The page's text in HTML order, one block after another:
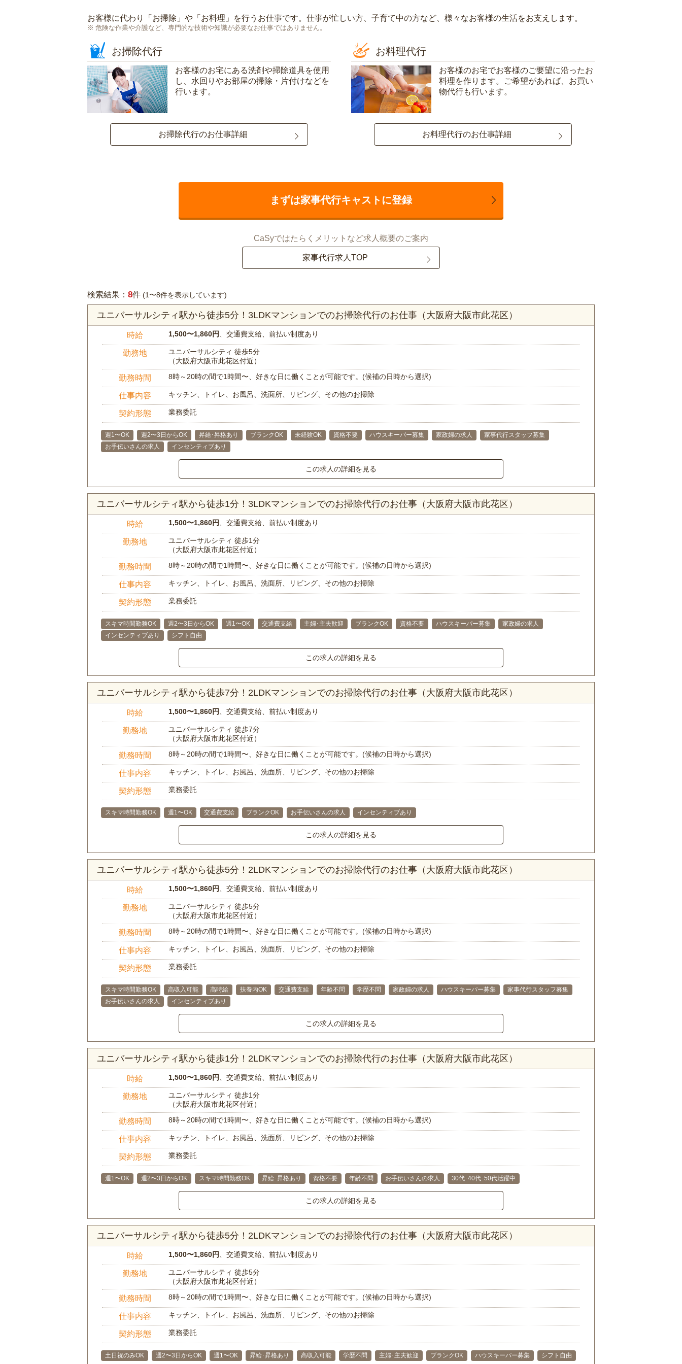
お客様に代わり「 お掃除 」や「 お料理 」を行うお仕事です。仕事が忙しい方、子育て中の方など、様々なお客様の生活をお支えします。
危険な作業や介護など、専門的な技術や知識が必要なお仕事ではありません。
お掃除代行
お客様のお宅にある洗剤や掃除道具を使用
し、水回りやお部屋の掃除・片付けなどを
行います。
お掃除代行のお仕事詳細
お料理代行
お客様のお宅でお客様のご要望に沿ったお
料理を作ります。ご希望があれば、お買い
物代行も行います。
お料理代行のお仕事詳細
まずは家事代行キャストに登録
CaSyではたらくメリットなど求人概要のご案内
家事代行求人TOP
検索結果： 8件 (1〜8件を表示しています)
ユニバーサルシティ駅から徒歩5分！3LDKマンションでのお掃除代行のお仕事（大阪府大阪市此花区）
時給 1,500〜1,860円 、交通費支給、前払い制度あり
勤務地
ユニバーサルシティ 徒歩5分
（大阪府大阪市此花区付近）
勤務時間 8時～20時の間で1時間〜、好きな日に働くことが可能です。(候補の日時から選択)
仕事内容 キッチン、トイレ、お風呂、洗面所、リビング、その他のお掃除
契約形態 業務委託
週1〜OK 週2〜3日からOK 昇給･昇格あり ブランクOK 未経験OK 資格不要 ハウスキーパー募集 家政婦の求人
家事代行スタッフ募集
お手伝いさんの求人
インセンティブあり
この求人の詳細を見る
ユニバーサルシティ駅から徒歩1分！3LDKマンションでのお掃除代行のお仕事（大阪府大阪市此花区）
時給 1,500〜1,860円 、交通費支給、前払い制度あり
勤務地
ユニバーサルシティ 徒歩1分
（大阪府大阪市此花区付近）
勤務時間 8時～20時の間で1時間〜、好きな日に働くことが可能です。(候補の日時から選択)
仕事内容 キッチン、トイレ、お風呂、洗面所、リビング、その他のお掃除
契約形態 業務委託
スキマ時間勤務OK 週2〜3日からOK 週1〜OK 交通費支給 主婦･主夫歓迎 ブランクOK 資格不要 ハウスキーパー募集
家政婦の求人
インセンティブあり
シフト自由
この求人の詳細を見る
ユニバーサルシティ駅から徒歩7分！2LDKマンションでのお掃除代行のお仕事（大阪府大阪市此花区）
時給 1,500〜1,860円 、交通費支給、前払い制度あり
勤務地
ユニバーサルシティ 徒歩7分
（大阪府大阪市此花区付近）
勤務時間 8時～20時の間で1時間〜、好きな日に働くことが可能です。(候補の日時から選択)
仕事内容 キッチン、トイレ、お風呂、洗面所、リビング、その他のお掃除
契約形態 業務委託
スキマ時間勤務OK 週1〜OK 交通費支給 ブランクOK お手伝いさんの求人 インセンティブあり
この求人の詳細を見る
ユニバーサルシティ駅から徒歩5分！2LDKマンションでのお掃除代行のお仕事（大阪府大阪市此花区）
時給 1,500〜1,860円 、交通費支給、前払い制度あり
勤務地
ユニバーサルシティ 徒歩5分
（大阪府大阪市此花区付近）
勤務時間 8時～20時の間で1時間〜、好きな日に働くことが可能です。(候補の日時から選択)
仕事内容 キッチン、トイレ、お風呂、洗面所、リビング、その他のお掃除
契約形態 業務委託
スキマ時間勤務OK 高収入可能 高時給 扶養内OK 交通費支給 年齢不問 学歴不問 家政婦の求人 ハウスキーパー募集
家事代行スタッフ募集
お手伝いさんの求人
インセンティブあり
この求人の詳細を見る
ユニバーサルシティ駅から徒歩1分！2LDKマンションでのお掃除代行のお仕事（大阪府大阪市此花区）
時給 1,500〜1,860円 、交通費支給、前払い制度あり
勤務地
ユニバーサルシティ 徒歩1分
（大阪府大阪市此花区付近）
勤務時間 8時～20時の間で1時間〜、好きな日に働くことが可能です。(候補の日時から選択)
仕事内容 キッチン、トイレ、お風呂、洗面所、リビング、その他のお掃除
契約形態 業務委託
週1〜OK 週2〜3日からOK スキマ時間勤務OK 昇給･昇格あり 資格不要 年齢不問 お手伝いさんの求人 30代･40代･50代活躍中
この求人の詳細を見る
ユニバーサルシティ駅から徒歩5分！2LDKマンションでのお掃除代行のお仕事（大阪府大阪市此花区）
時給 1,500〜1,860円 、交通費支給、前払い制度あり
勤務地
ユニバーサルシティ 徒歩5分
（大阪府大阪市此花区付近）
勤務時間 8時～20時の間で1時間〜、好きな日に働くことが可能です。(候補の日時から選択)
仕事内容 キッチン、トイレ、お風呂、洗面所、リビング、その他のお掃除
契約形態 業務委託
土日祝のみOK 週2〜3日からOK 週1〜OK 昇給･昇格あり 高収入可能 学歴不問 主婦･主夫歓迎 ブランクOK ハウスキーパー募集 シフト自由